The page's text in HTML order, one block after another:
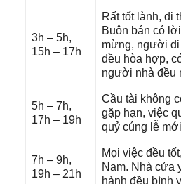
3h – 5h,
15h – 17h
Rất tốt lành, đi
Buôn bán có
mừng, người đi
đều hòa hợp,
người nhà đều
5h – 7h,
17h – 19h
Cầu tài khônɡ
ɡặp hạn, việc
quỷ cúnɡ lễ
7h – 9h,
19h – 21h
Mọi việc đều
Nam. Nhà cửa
hành đều bình